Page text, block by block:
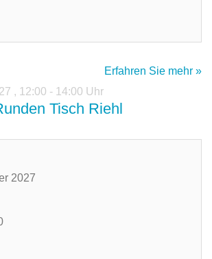
Erfahren Sie mehr »
, 12:00 - 14:00 Uhr
Tisch Riehl
2027